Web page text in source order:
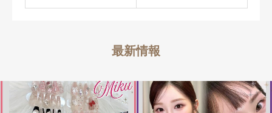
最新情報